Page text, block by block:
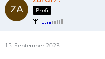
Profi
15. September 2023